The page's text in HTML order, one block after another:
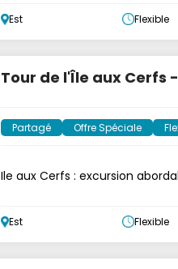
Est Flexible
Tour de l'Île aux Cerfs
Partagé Offre Spéciale
Ile aux Cerfs : excursion
Est Flexible